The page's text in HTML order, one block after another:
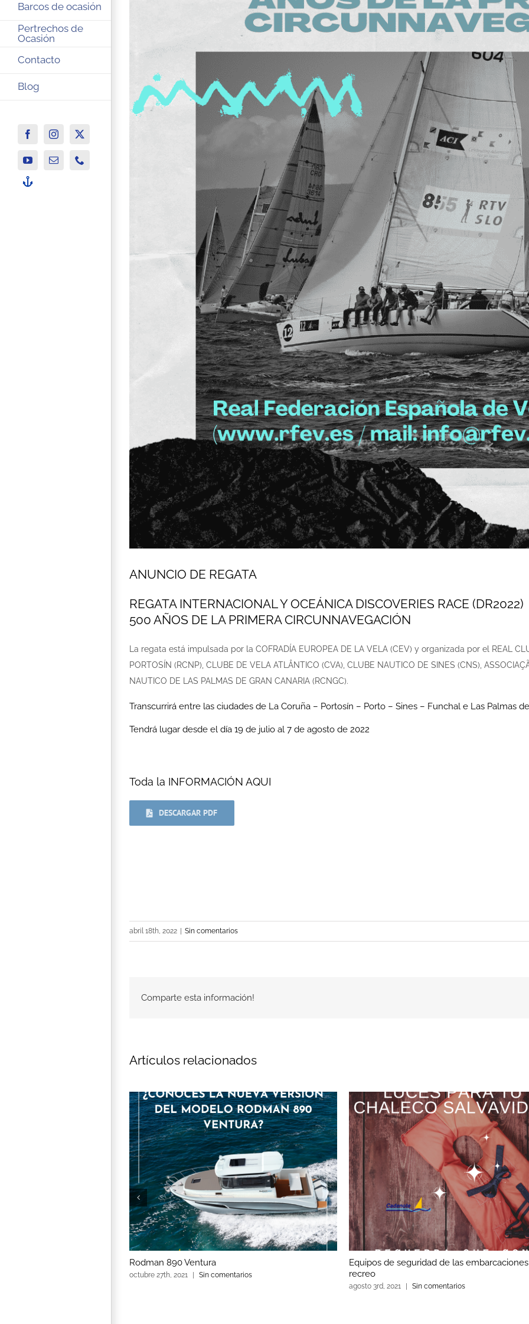
Barcos de ocasión
Pertrechos de
Ocasión
Contacto
Blog
FacebookInstagram
X
YouTubeCorreoPhone
-
ANUNCIO DE REGATA
REGATA INTERNACIONAL Y OCEÁNICA DISCOVERIES RACE (DR2022)
500 AÑOS DE LA PRIMERA CIRCUNNAVEGACIÓN
La regata está impulsada por la COFRADÍA EUROPEA DE LA VELA (CEV) y organizada por el REAL
PORTOSÍN (RCNP), CLUBE DE VELA ATLÂNTICO (CVA), CLUBE NAUTICO DE SINES (CNS),
NAUTICO DE LAS PALMAS DE GRAN CANARIA (RCNGC).
Transcurrirá entre las ciudades de La Coruña – Portosín – Porto – Sines – Funchal e Las Palmas
Tendrá lugar desde el día 19 de julio al 7 de agosto de 2022
Toda la INFORMACIÓN AQUI
DESCARGAR PDF
abril 18th, 2022 Sin comentarios
Comparte esta información!
Artículos relacionados
Rodman 890 Ventura
octubre 27th, 2021 | Sin comentarios
Equipos de seguridad de las
recreo
agosto 3rd, 2021 | Sin comentarios